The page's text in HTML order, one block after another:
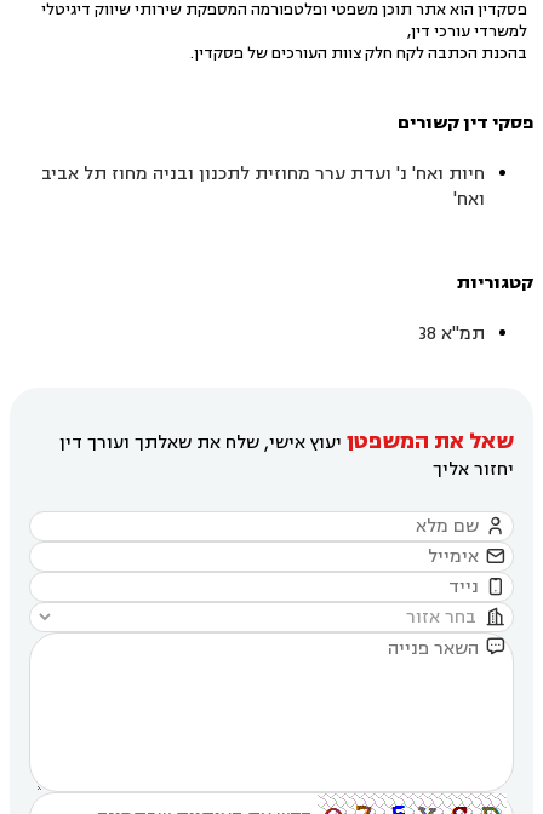
פסקדין הוא אתר תוכן משפטי ופלטפורמה המספקת שירותי שיווק דיגיטלי
למשרדי עורכי דין,
בהכנת הכתבה לקח חלק צוות העורכים של פסקדין.
פסקי דין קשורים
חיות ואח' נ' ועדת ערר מחוזית לתכנון ובניה מחוז תל אביב
ואח'
קטגוריות
תמ"א 38
שאל את המשפטן יעוץ אישי, שלח את שאלתך ועורך דין
יחזור אליך




